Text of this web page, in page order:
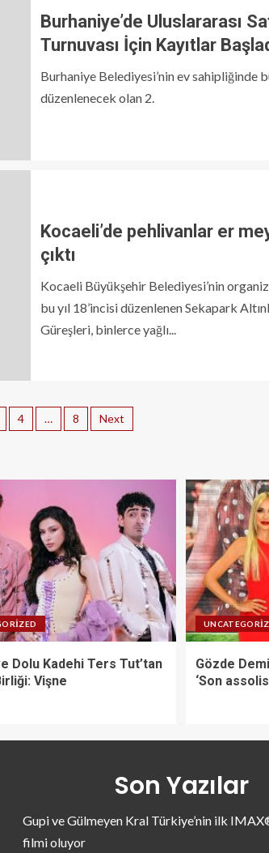
Burhaniye’de Uluslararası
Turnuvası İçin Kayıtlar
Burhaniye Belediyesi’nin ev sahipliğinde
düzenlenecek olan 2.
Kocaeli’de pehlivanlar er
çıktı
Kocaeli Büyükşehir Belediyesi’nin
bu yıl 18’incisi düzenlenen Sekapark
Güreşleri, binlerce yağlı...
4 … 8 Next
Dolu Kadehi Ters Tut’tan
Vişne
Gözde
‘Son
Son Yazılar
Gupi ve Gülmeyen Kral Türkiye’nin ilk
filmi oluyor